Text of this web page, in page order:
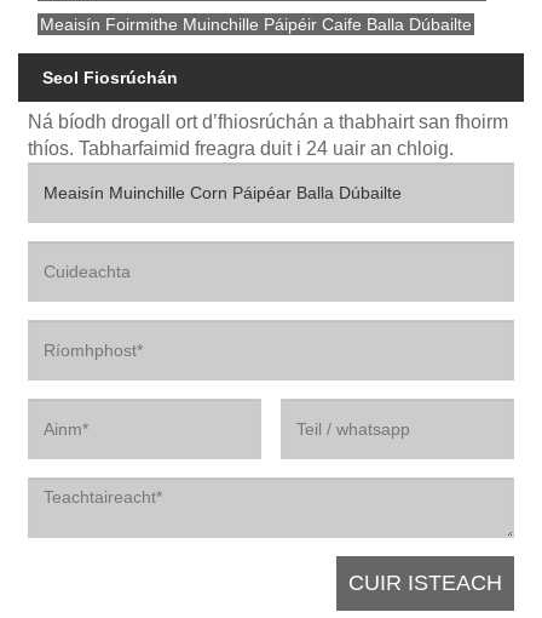
Meaisín Foirmithe Muinchille Páipéir Caife Balla Dúbailte
Seol Fiosrúchán
Ná bíodh drogall ort d’fhiosrúchán a thabhairt san fhoirm
thíos. Tabharfaimid freagra duit i 24 uair an chloig.